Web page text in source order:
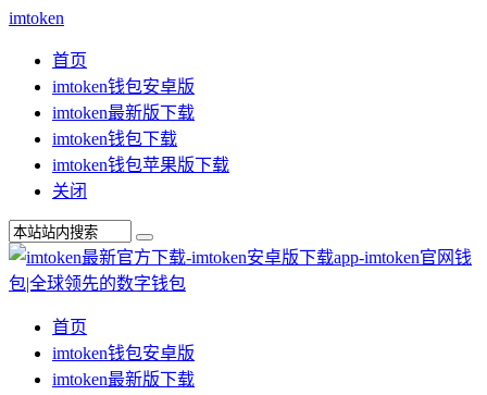
imtoken
首页
imtoken钱包安卓版
imtoken最新版下载
imtoken钱包下载
imtoken钱包苹果版下载
关闭
首页
imtoken钱包安卓版
imtoken最新版下载